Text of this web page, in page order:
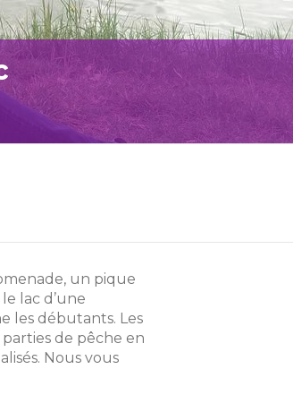
un pique
lac d’une
les débutants. Les
de pêche en
Nous vous